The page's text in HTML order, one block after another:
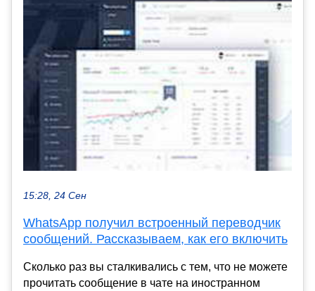
15:28, 24 Сен
WhatsApp получил встроенный переводчик
сообщений. Рассказываем, как его включить
Сколько раз вы сталкивались с тем, что не можете
прочитать сообщение в чате на иностранном